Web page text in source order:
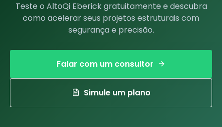
Teste o AltoQi Eberick gratuitamente e descubra
como acelerar seus projetos estruturais com
segurança e precisão.
Falar com um consultor
Simule um plano